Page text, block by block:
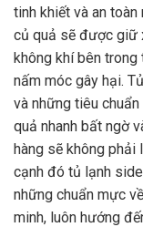
tinh khiết và an
củ quả sẽ được giữ
không khí bên trong
nấm móc gây hại.
và những tiêu
quả nhanh bất ngờ
hàng sẽ không phải
cạnh đó tủ lạnh
những chuẩn mực
minh, luôn hướng